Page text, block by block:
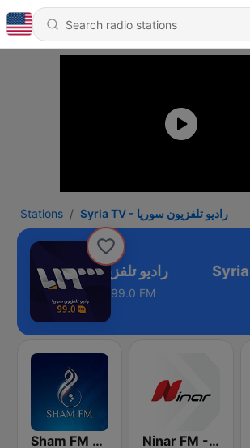
Stations Syria TV - راديو تلفزيون سوريا
Syria TV - راديو تلفزيون سوريا
99.0 FM
Sham FM - إذاعة شام إف إم Ninar FM - نينار اف ام